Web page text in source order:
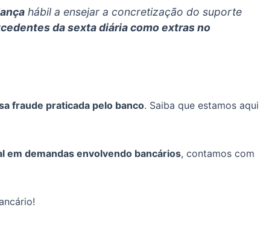
hábil a ensejar a concretização do suporte
da sexta diária como extras no
fraude praticada pelo banco. Saiba que estamos aqui
em demandas envolvendo bancários, contamos com